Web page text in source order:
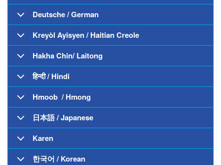
Deutsche / German
Kreyòl Ayisyen / Haitian Creole
Hakha Chin/ Laitong
हिन्दी / Hindi
Hmoob / Hmong
日本語 / Japanese
Karen
한국어 / Korean